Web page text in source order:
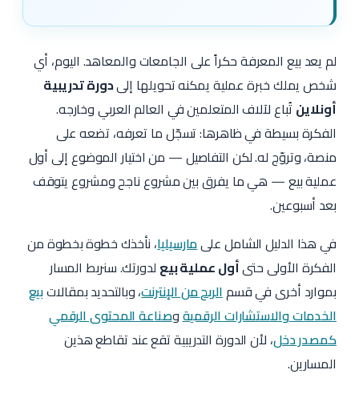
لم يعد بيع المعرفة حكراً على الجامعات والمعاهد. اليوم، أي
شخص يملك خبرة عملية يمكنه تحويلها إلىدورة تدريبية
أونلاين تُباع لآلاف المتعلمين في العالم العربي وخارجه.
الفكرة بسيطة في ظاهرها: تسجّل ما تعرفه، تضعه على
منصة، وتروّج له. لكن التفاصيل — من اختيار الموضوع إلى أول
عملية بيع — هي ما يفرق بين مشروع ناجح ومشروع يتوقف
بعد أسبوعين.
في هذا الدليل الشامل علىمارسيليا، نأخذك خطوة بخطوة من
الفكرة الأولى حتىأول عملية بيع لدورتك. سنربط المسار
بموارد أخرى في قسمالربح من الإنترنت، وبالتحديد بمقالاتبيع
الخدمات والاستشارات الرقميةوصناعة المحتوى الرقمي
كمصدر دخل، لأن الدورة التدريبية تقع عند تقاطع هذين
المسارين.